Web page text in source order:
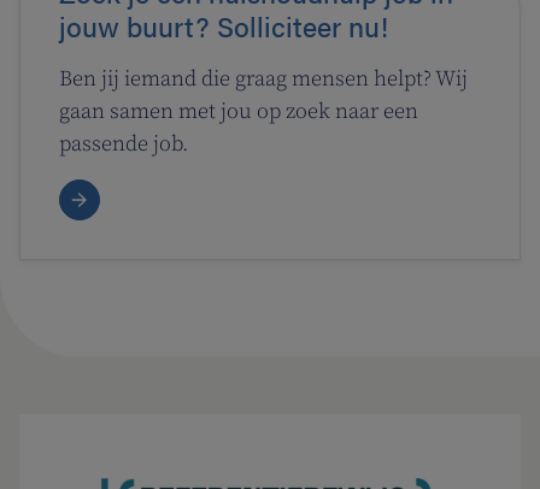
jouw buurt? Solliciteer nu!
Ben jij iemand die graag mensen helpt? Wij
gaan samen met jou op zoek naar een
passende job.